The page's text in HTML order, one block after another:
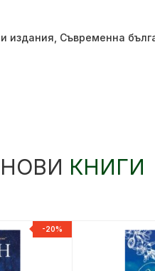
издания Съвременна
НОВИ КНИГИ
-20%